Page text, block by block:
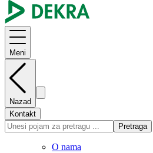
Meni
Nazad
Kontakt
Pretraga
O nama